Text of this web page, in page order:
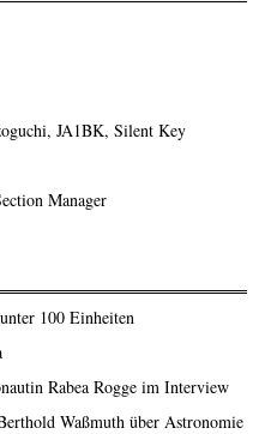
JA1BK, Silent Key
Manager
100 Einheiten
Rabea Rogge im Interview
Waßmuth über Astronomie